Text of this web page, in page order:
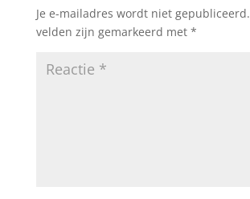
Je e-mailadres wordt niet gepubliceerd.
velden zijn gemarkeerd met *